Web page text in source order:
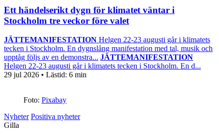
Ett händelserikt dygn för klimatet väntar i
Stockholm tre veckor före valet
JÄTTEMANIFESTATION Helgen 22-23 augusti går i klimatets
tecken i Stockholm. En dygnslång manifestation med tal, musik och
upptåg följs av en demonstra... JÄTTEMANIFESTATION
Helgen 22-23 augusti går i klimatets tecken i Stockholm. En d...
29 jul 2026 • Lästid: 6 min
Foto: Pixabay
Nyheter Positiva nyheter
Gilla